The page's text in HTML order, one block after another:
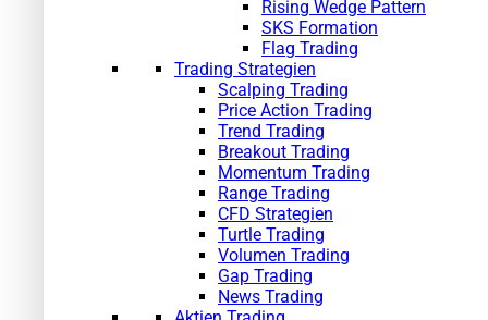
Rising Wedge Pattern
SKS Formation
Flag Trading
Trading Strategien
Scalping Trading
Price Action Trading
Trend Trading
Breakout Trading
Momentum Trading
Range Trading
CFD Strategien
Turtle Trading
Volumen Trading
Gap Trading
News Trading